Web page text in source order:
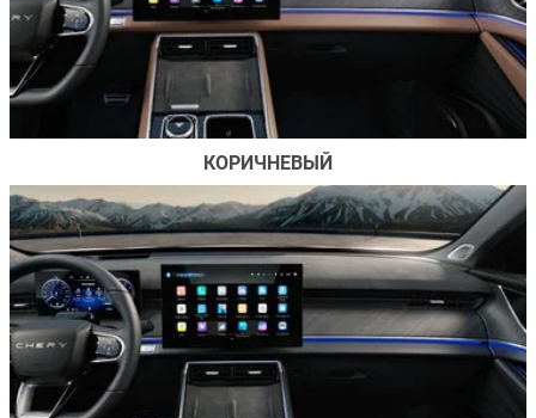
КОРИЧНЕВЫЙ